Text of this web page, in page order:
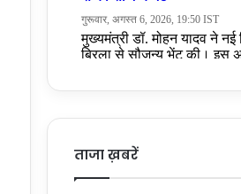
ताजा ख़बरें